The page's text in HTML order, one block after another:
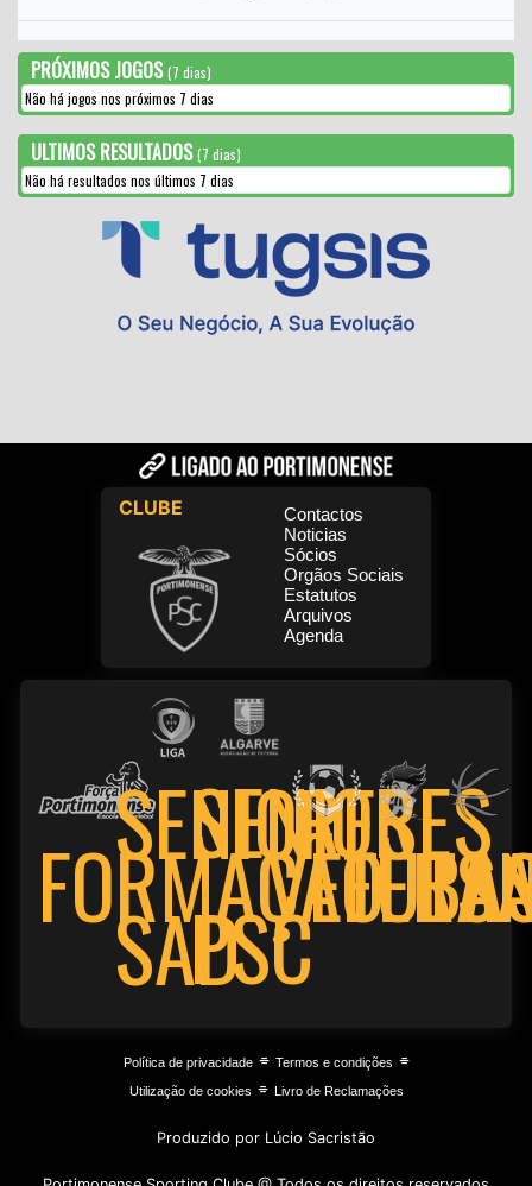
PRÓXIMOS JOGOS(7 dias)
Não há jogos nos próximos 7 dias
ULTIMOS RESULTADOS(7 dias)
Não há resultados nos últimos 7 dias
CLUBE
Contactos
Noticias
Sócios
Orgãos Sociais
Estatutos
Arquivos
Agenda
FORMAÇÃO
SENIORES
SAD
SENIORES
PSC
Política de privacidade⌯ Termos e condições ⌯
Utilização de cookies ⌯ Livro de Reclamações
Produzido por Lúcio Sacristão